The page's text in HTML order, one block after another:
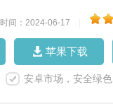
时间：2024-06-17
苹果下载
安卓市场，安全绿色